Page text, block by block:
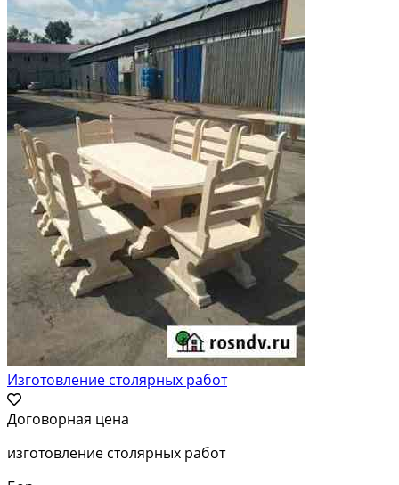
Изготовление столярных работ
Договорная цена
изготовление столярных работ